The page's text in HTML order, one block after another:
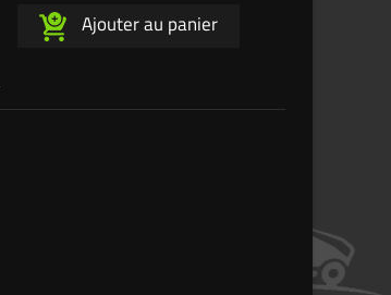
Ajouter au panier